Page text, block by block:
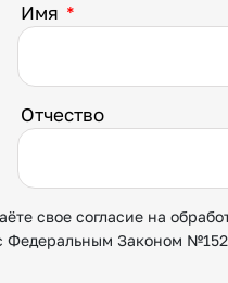
Имя *
Отчество
свое согласие на
Федеральным Законом